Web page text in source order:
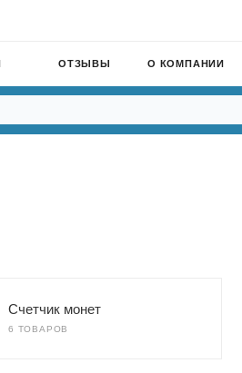
ОТЗЫВЫ О КОМПАНИИ
Счетчик монет
6 ТОВАРОВ